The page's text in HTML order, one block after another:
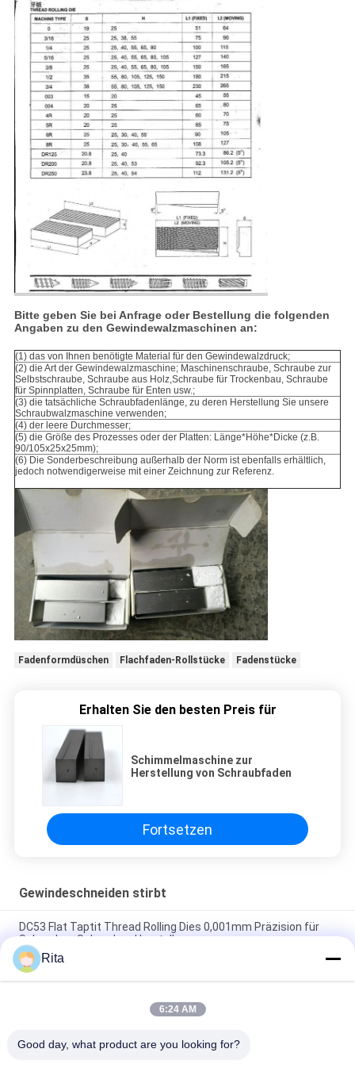
Bitte geben Sie bei Anfrage oder Bestellung die folgenden
Angaben zu den Gewindewalzmaschinen an:
(1) das von Ihnen benötigte Material für den Gewindewalzdruck;
(2) die Art der Gewindewalzmaschine; Maschinenschraube, Schraube zur
Selbstschraube, Schraube aus Holz,Schraube für Trockenbau, Schraube
für Spinnplatten, Schraube für Enten usw.;
(3) die tatsächliche Schraubfadenlänge, zu deren Herstellung Sie unsere
Schraubwalzmaschine verwenden;
(4) der leere Durchmesser;
(5) die Größe des Prozesses oder der Platten: Länge*Höhe*Dicke (z.B.
90/105x25x25mm);
(6) Die Sonderbeschreibung außerhalb der Norm ist ebenfalls erhältlich,
jedoch notwendigerweise mit einer Zeichnung zur Referenz.
Fadenformdüschen Flachfaden-Rollstücke Fadenstücke
Erhalten Sie den besten Preis für
Schimmelmaschine zur
Herstellung von Schraubfaden
Fortsetzen
Gewindeschneiden stirbt
DC53 Flat Taptit Thread Rolling Dies 0,001mm Präzision für
Schrauben Schrauben Herstellung
DC53 Flat Roll Thread Dies Korrosionsbeständig Hohe
Zähigkeit ISO 9001 zugelassen
Extrusionsgussfaden mit Druckmaschinengießung
Rita
6:24 AM
Good day, what product are you looking for?